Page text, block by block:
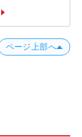
ページ上部へ